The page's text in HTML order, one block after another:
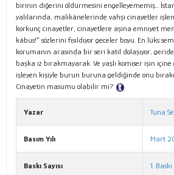
birinin diğerini öldürmesini engelleyememiş...
yalılarında, malikânelerinde vahşi cinayetler
korkunç cinayetler, cinayetlere aşina emniyet
kâbus!” sözlerini fısıldıyor geceler boyu. En lüks
korumanın arasında bir seri katil dolaşıyor,
başka iz bırakmayarak. Ve yaşlı komiser işin
işleyen kişiyle burun buruna geldiğinde onu
Cinayetin masumu olabilir mi?
Yazar Tuna
Basım Yılı Mart
Baskı Sayısı 1. Baskı